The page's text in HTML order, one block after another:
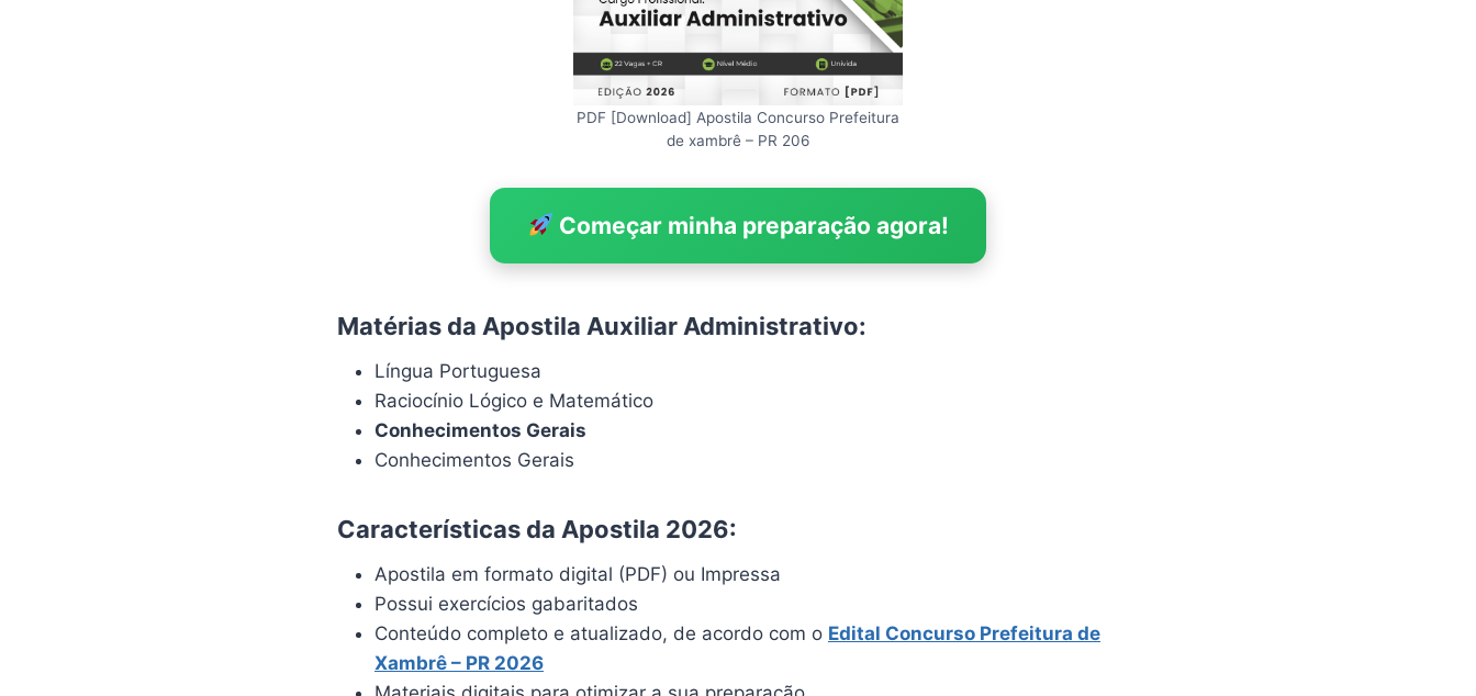
PDF [Download] Apostila Concurso Prefeitura
de xambrê – PR 206
Começar minha preparação agora!
Matérias da Apostila Auxiliar Administrativo:
Língua Portuguesa
Raciocínio Lógico e Matemático
Conhecimentos Gerais
Conhecimentos Gerais
Características da Apostila 2026:
Apostila em formato digital (PDF) ou Impressa
Possui exercícios gabaritados
Conteúdo completo e atualizado, de acordo com o Edital Concurso Prefeitura de
Xambrê – PR 2026